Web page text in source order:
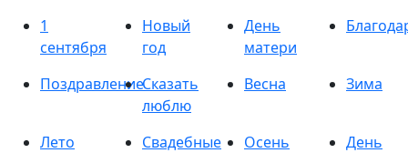
1
сентября
Новый
год
День
матери
ПоздравлениеСказать
люблю
Весна Зима
Лето
Свадебные
Осень
День